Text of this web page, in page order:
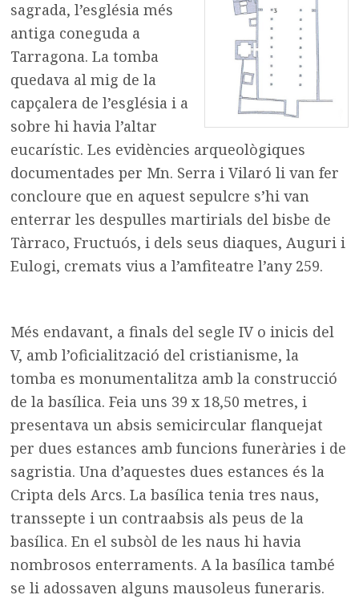
sagrada, l’església més
antiga coneguda a
Tarragona. La tomba
quedava al mig de la
capçalera de l’església i a
sobre hi havia l’altar
eucarístic. Les evidències arqueològiques
documentades per Mn. Serra i Vilaró li van fer
concloure que en aquest sepulcre s’hi van
enterrar les despulles martirials del bisbe de
Tàrraco, Fructuós, i dels seus diaques, Auguri i
Eulogi, cremats vius a l’amfiteatre l’any 259.
Més endavant, a finals del segle IV o inicis del
V, amb l’oficialització del cristianisme, la
tomba es monumentalitza amb la construcció
de la basílica. Feia uns 39 x 18,50 metres, i
presentava un absis semicircular flanquejat
per dues estances amb funcions funeràries i de
sagristia. Una d’aquestes dues estances és la
Cripta dels Arcs. La basílica tenia tres naus,
transsepte i un contraabsis als peus de la
basílica. En el subsòl de les naus hi havia
nombrosos enterraments. A la basílica també
se li adossaven alguns mausoleus funeraris.